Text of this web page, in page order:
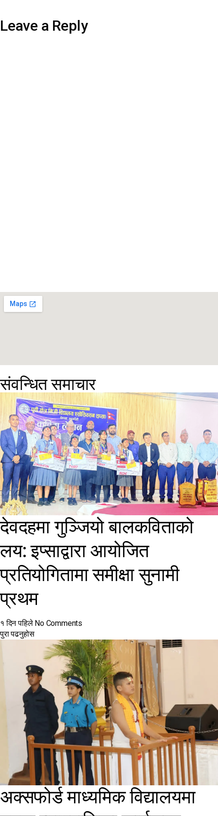
Leave a Reply
संवन्धित समाचार
देवदहमा गुञ्जियो बालकविताको
लय: इप्साद्वारा आयोजित
प्रतियोगितामा समीक्षा सुनामी
प्रथम
१ दिन पहिले No Comments
पुरा पढनुहोस
अक्सफोर्ड माध्यमिक विद्यालयमा